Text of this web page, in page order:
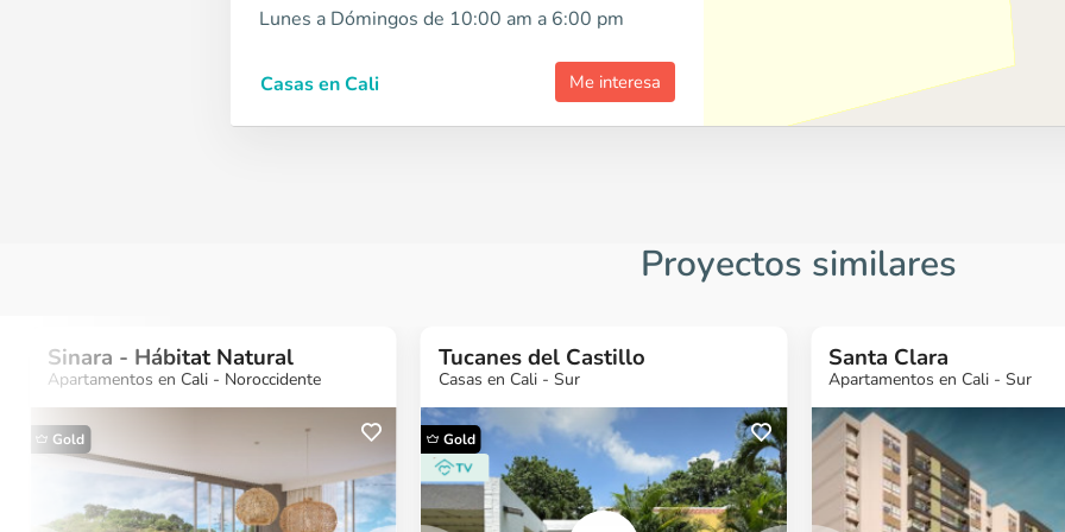
Lunes a Dómingos de 10:00 am a 6:00 pm
Casas en Cali Me interesa
Proyectos similares
Sinara - Hábitat Natural
Apartamentos en Cali - Noroccidente
Gold
Tucanes del Castillo
Casas en Cali - Sur
Gold
Santa Clara
Apartamentos en Cali - Sur